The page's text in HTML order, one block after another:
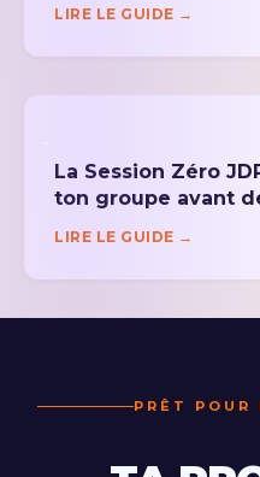
LIRE LE GUIDE →
La Session Zéro
ton groupe avant
LIRE LE GUIDE →
PRÊT POUR